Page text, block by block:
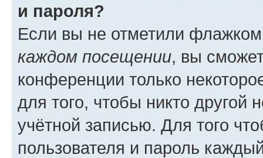
и пароля?
Если вы не отметили
каждом посещении, вы
конференции только
для того, чтобы никто другой
учётной записью. Для того
пользователя и пароль